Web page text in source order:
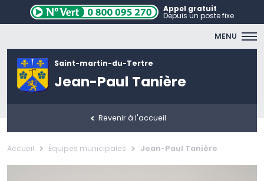
Appel gratuit
Depuis un poste fixe
MENU
Saint-martin-du-Tertre
Jean-Paul Tanière
Revenir à l'accueil
Accueil Équipes municipales Jean-Paul Tanière